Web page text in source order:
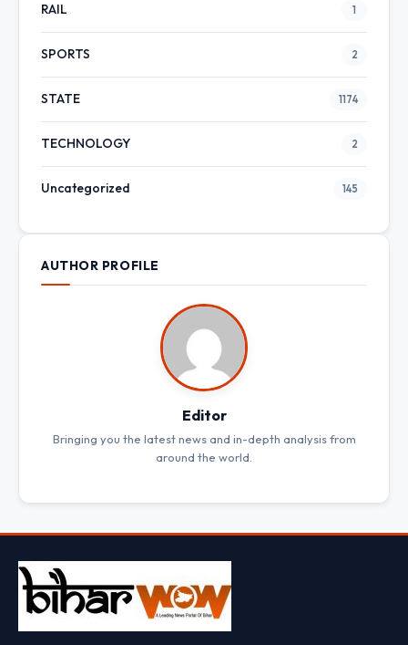
RAIL 1
SPORTS 2
STATE 1174
TECHNOLOGY 2
Uncategorized 145
AUTHOR PROFILE
Editor
Bringing you the latest news and in-depth analysis from
around the world.